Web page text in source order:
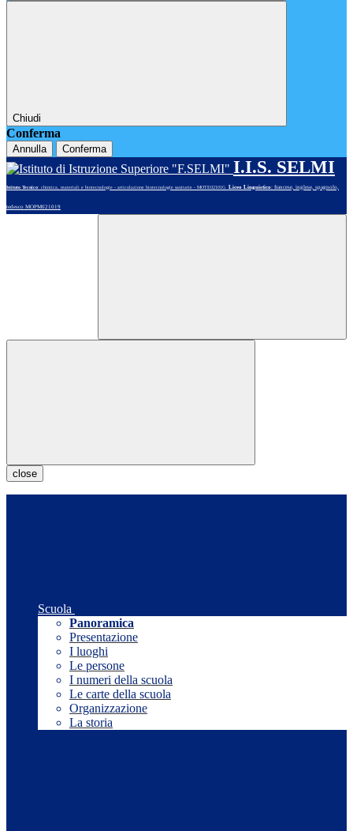
Chiudi
Conferma
Annulla Conferma
I.I.S. SELMI
Istituto Tecnico: chimica, materiali e biotecnologie - articolazione biotecnologie sanitarie - MOTE02101G Liceo Linguistico: francese, inglese, spagnolo,
tedesco MOPM021019
close
Scuola
Panoramica
Presentazione
I luoghi
Le persone
I numeri della scuola
Le carte della scuola
Organizzazione
La storia